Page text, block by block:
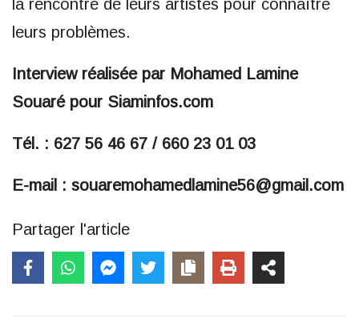
la rencontre de leurs artistes pour connaître
leurs problèmes.
Interview réalisée par Mohamed Lamine
Souaré pour Siaminfos.com
Tél. : 627 56 46 67 / 660 23 01 03
E-mail : souaremohamedlamine56@gmail.com
Partager l'article